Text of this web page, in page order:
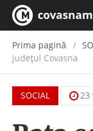
Prima pagină
județul Covasna
SOCIAL 23